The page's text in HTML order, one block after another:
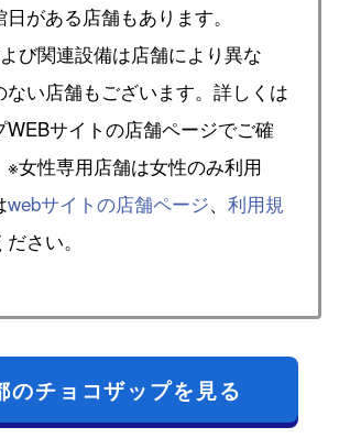
がある店舗もあります。
び関連設備は店舗により異な
ない店舗もございます。詳しくは
WEBサイトの店舗ページでご確
※女性専用店舗は女性のみ利用
webサイトの店舗ページ、 利用規
さい。
のチョコザップを見る